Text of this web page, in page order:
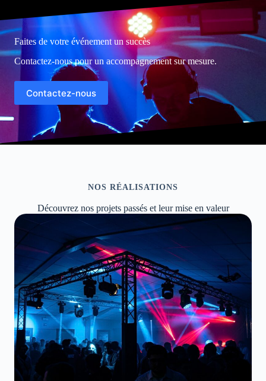
Faites de votre événement un succès
Contactez-nous pour un accompagnement sur mesure.
Contactez-nous
NOS RÉALISATIONS
Découvrez nos projets passés et leur mise en valeur